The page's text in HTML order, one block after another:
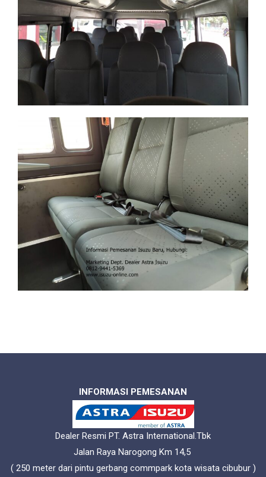
INFORMASI PEMESANAN
Dealer Resmi PT. Astra International.Tbk
Jalan Raya Narogong Km 14,5
( 250 meter dari pintu gerbang commpark kota wisata cibubur )